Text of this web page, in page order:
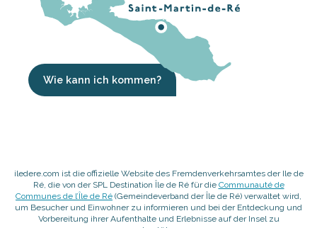
Wie kann ich kommen?
iledere.com ist die offizielle Website des Fremdenverkehrsamtes der Ile de
Ré, die von der SPL Destination Île de Ré für die Communauté de
Communes de l’Île de Ré (Gemeindeverband der Île de Ré) verwaltet wird,
um Besucher und Einwohner zu informieren und bei der Entdeckung und
Vorbereitung ihrer Aufenthalte und Erlebnisse auf der Insel zu